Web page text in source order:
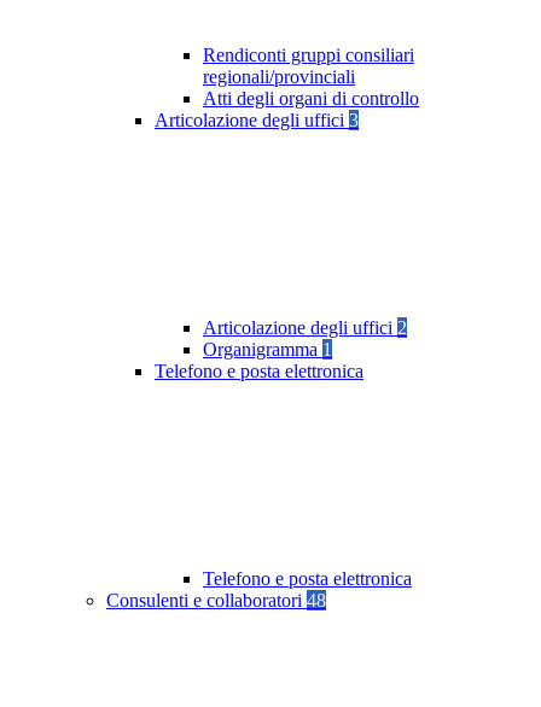
Rendiconti gruppi consiliari
regionali/provinciali
Atti degli organi di controllo
Articolazione degli uffici 3
Articolazione degli uffici 2
Organigramma 1
Telefono e posta elettronica
Telefono e posta elettronica
Consulenti e collaboratori 48